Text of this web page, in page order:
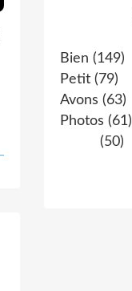
Bien (149)
Petit (79)
Avons (63)
Photos (61)
(50)